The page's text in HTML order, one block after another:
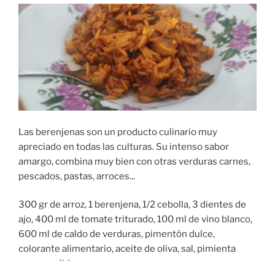
Las berenjenas son un producto culinario muy
apreciado en todas las culturas. Su intenso sabor
amargo, combina muy bien con otras verduras carnes,
pescados, pastas, arroces...
300 gr de arroz, 1 berenjena, 1/2 cebolla, 3 dientes de
ajo, 400 ml de tomate triturado, 100 ml de vino blanco,
600 ml de caldo de verduras, pimentón dulce,
colorante alimentario, aceite de oliva, sal, pimienta